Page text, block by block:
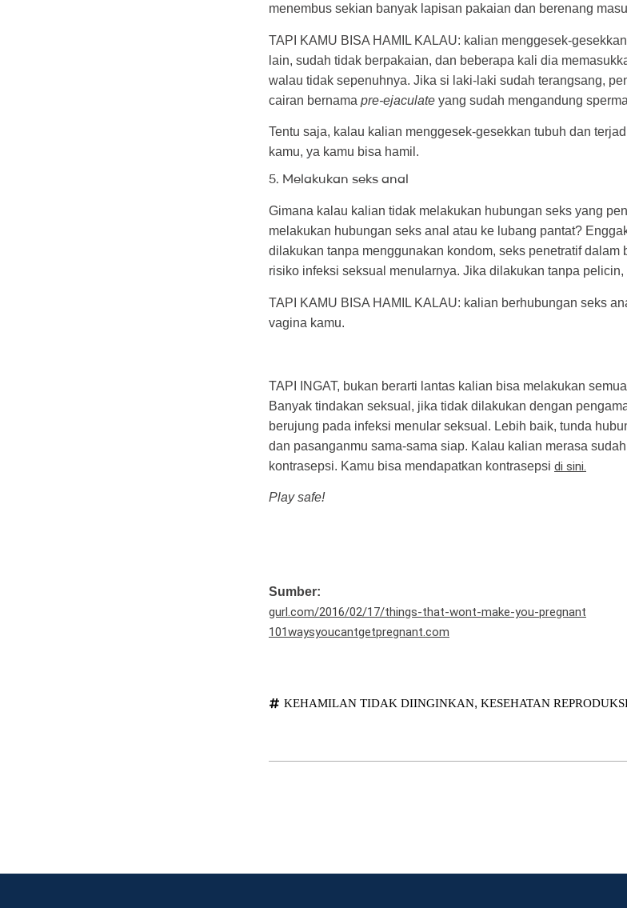
menembus sekian banyak lapisan pakaian dan berenang
TAPI KAMU BISA HAMIL KALAU: kalian menggesek-
lain, sudah tidak berpakaian, dan beberapa kali dia
walau tidak sepenuhnya. Jika si laki-laki sudah terangsang,
cairan bernama pre-ejaculate yang sudah mengandung
Tentu saja, kalau kalian menggesek-gesekkan tubuh dan
kamu, ya kamu bisa hamil.
5. Melakukan seks anal
Gimana kalau kalian tidak melakukan hubungan seks yang
melakukan hubungan seks anal atau ke lubang pantat?
dilakukan tanpa menggunakan kondom, seks penetratif dalam
risiko infeksi seksual menularnya. Jika dilakukan tanpa
TAPI KAMU BISA HAMIL KALAU: kalian berhubungan seks
vagina kamu.
TAPI INGAT, bukan berarti lantas kalian bisa melakukan
Banyak tindakan seksual, jika tidak dilakukan dengan
berujung pada infeksi menular seksual. Lebih baik, tunda
dan pasanganmu sama-sama siap. Kalau kalian merasa
kontrasepsi. Kamu bisa mendapatkan kontrasepsi di sini.
Play safe!
Sumber:
gurl.com/2016/02/17/things-that-wont-make-you-pregnant
101waysyoucantgetpregnant.com
KEHAMILAN TIDAK DIINGINKAN, KESEHATAN